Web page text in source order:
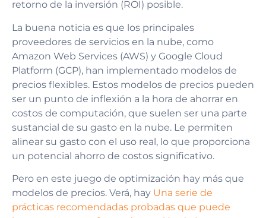
retorno de la inversión (ROI) posible.
La buena noticia es que los principales
proveedores de servicios en la nube, como
Amazon Web Services (AWS) y Google Cloud
Platform (GCP), han implementado modelos de
precios flexibles. Estos modelos de precios pueden
ser un punto de inflexión a la hora de ahorrar en
costos de computación, que suelen ser una parte
sustancial de su gasto en la nube. Le permiten
alinear su gasto con el uso real, lo que proporciona
un potencial ahorro de costos significativo.
Pero en este juego de optimización hay más que
modelos de precios. Verá, hay Una serie de
prácticas recomendadas probadas que puede